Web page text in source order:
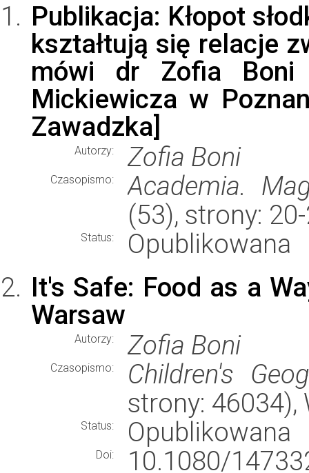
Publikacja: Kłopot
kształtują się relacje
mówi dr Zofia Boni
Mickiewicza w
Zawadzka]
Autorzy: Zofia Boni
Czasopismo:
Academia.
(53), strony:
Status:
Opublikowana
It's Safe: Food as a
Warsaw
Autorzy: Zofia Boni
Czasopismo:
Children's
strony:
Status: Opublikowana
Doi: 10.1080/